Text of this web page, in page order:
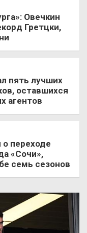
Овечкин
Гретцки,
пять лучших
оставшихся
агентов
о переходе
«Сочи»,
семь сезонов